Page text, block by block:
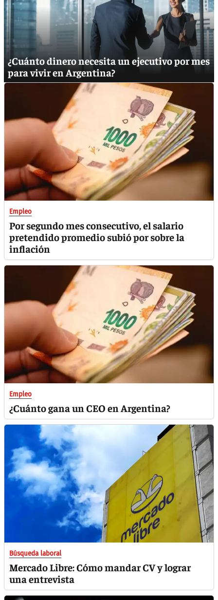
¿Cuánto dinero necesita un ejecutivo por mes
para vivir en Argentina?
Empleo
Por segundo mes consecutivo, el salario
pretendido promedio subió por sobre la
inflación
Empleo
¿Cuánto gana un CEO en Argentina?
Búsqueda laboral
Mercado Libre: Cómo mandar CV y lograr
una entrevista